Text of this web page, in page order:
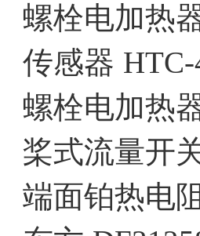
螺栓电加热
传感器 HTC-
螺栓电加热
桨式流量开
端面铂热电阻